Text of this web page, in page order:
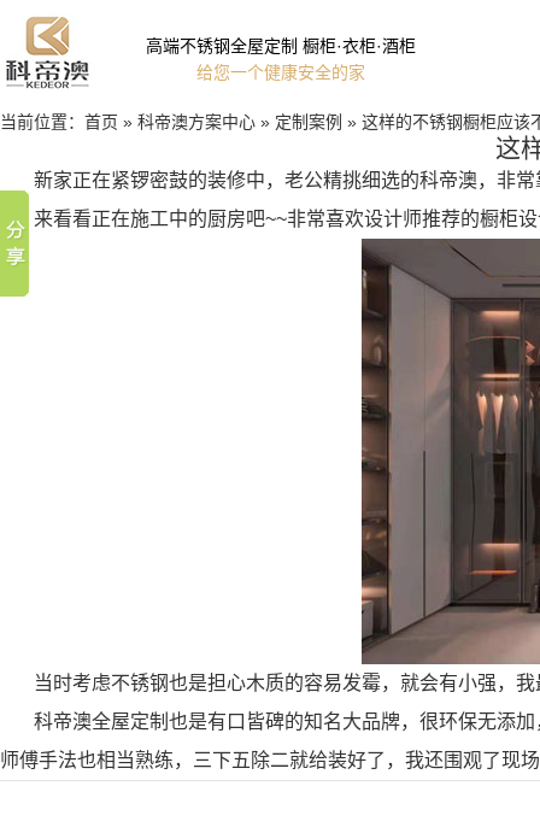
高端不锈钢全屋定制 橱柜·衣柜·酒柜
给您一个健康安全的家
当前位置： 首页 » 科帝澳方案中心 » 定制案例 » 这样的不锈钢橱柜应该
这
新家正在紧锣密鼓的装修中，老公精挑细选的科帝澳，非
来看看正在施工中的厨房吧~~非常喜欢设计师推荐的橱柜
当时考虑不锈钢也是担心木质的容易发霉，就会有小强，
科帝澳全屋定制也是有口皆碑的知名大品牌，很环保无添
师傅手法也相当熟练，三下五除二就给装好了，我还围观了现